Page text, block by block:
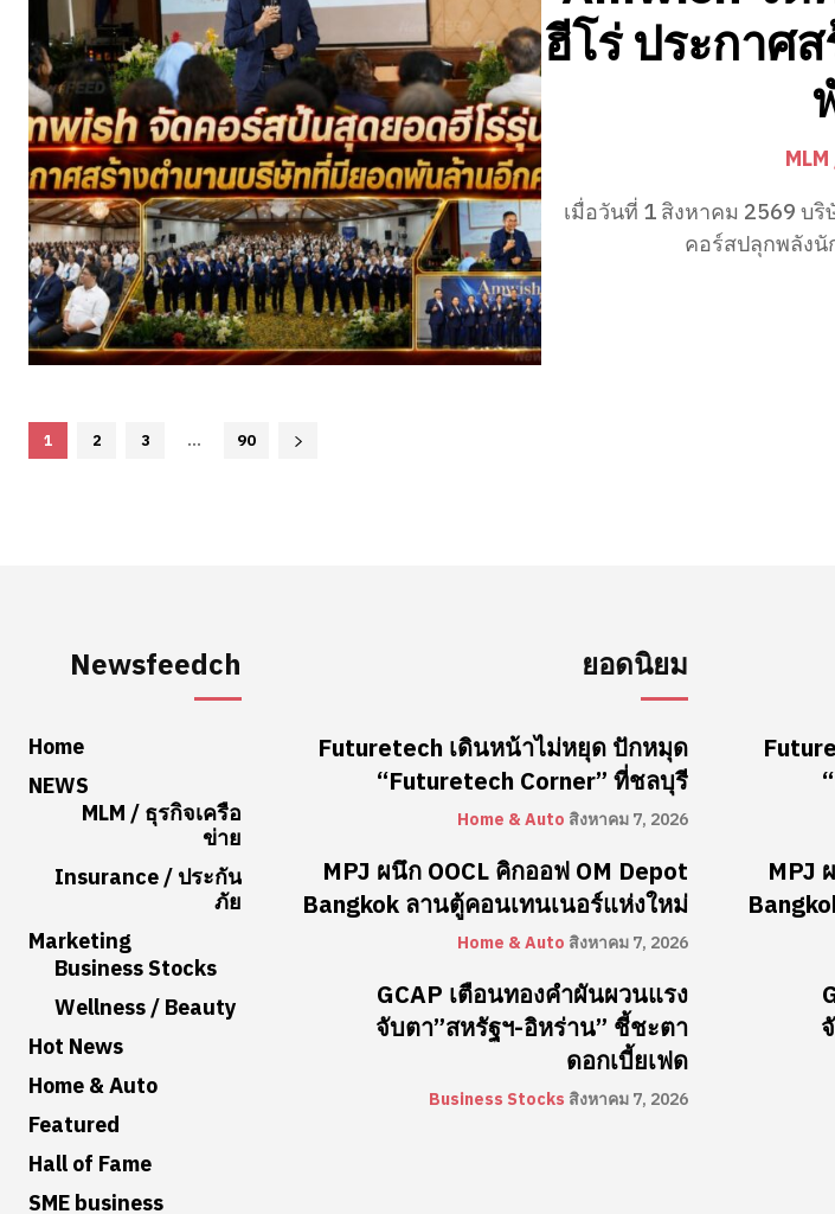
ฮีโร่ ประกาศ
เมื่อวันที่ 1 สิงหาคม 2569 บ
คอร์สปลุกพลังนั
1 2 3 ... 90
Newsfeedch
Home
NEWS
MLM / ธุรกิจเครือ
ข่าย
Insurance / ประกัน
ภัย
Marketing
Business Stocks
Wellness / Beauty
Hot News
Home & Auto
Featured
Hall of Fame
SME business
ยอดนิยม
Futuretech เดินหน้าไม่หยุด ปักหมุด
“Futuretech Corner” ที่ชลบุรี
Home & Auto สิงหาคม 7, 2026
MPJ ผนึก OOCL คิกออฟ OM Depot
Bangkok ลานตู้คอนเทนเนอร์แห่งใหม่
Home & Auto สิงหาคม 7, 2026
GCAP เตือนทองคำผันผวนแรง
จับตา”สหรัฐฯ-อิหร่าน” ชี้ชะตา
ดอกเบี้ยเฟด
Business Stocks สิงหาคม 7, 2026
MPJ